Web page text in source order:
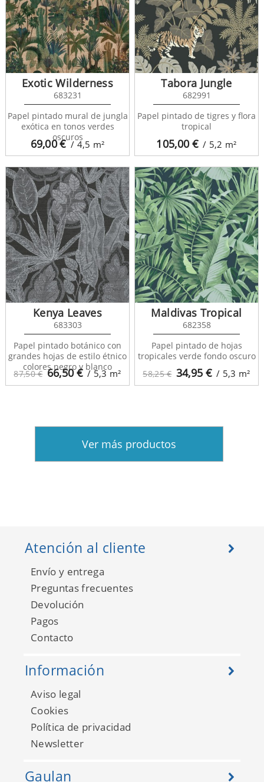
69,00€ / 4,5 m²
Exotic Wilderness
683231
Papel pintado mural de jungla
exótica en tonos verdes
oscuros
105,00€ / 5,2 m²
Tabora Jungle
682991
Papel pintado de tigres y flora
tropical
87,50 € 66,50€ / 5,3m²
Kenya Leaves
683303
Papel pintado botánico con
grandes hojas de estilo étnico
colores negro y blanco
58,25 € 34,95 € / 5,3 m²
Maldivas Tropical
682358
Papel pintado de hojas
tropicales verde fondo oscuro
Ver más productos
Atención al cliente
Envío y entrega
Preguntas frecuentes
Devolución
Pagos
Contacto
Información
Aviso legal
Cookies
Política de privacidad
Newsletter
Gaulan